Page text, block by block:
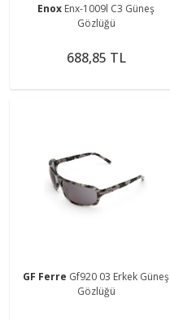
Enox Enx-1009l C3 Güneş
Gözlüğü
688,85 TL
GF Ferre Gf920 03 Erkek Güneş
Gözlüğü